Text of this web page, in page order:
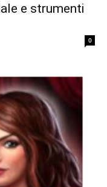
e strumenti
0